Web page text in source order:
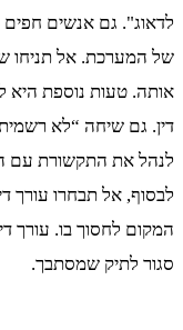
לדאוג". גם אנשים
של המערכת. אל תניחו
אותה. טעות נוספת היא
דין. גם שיחה “לא
לנהל את התקשורת עם
לבסוף, אל תבחרו עורך
המקום לחסוך בו. עורך
סגור לתיק שמסתבך.